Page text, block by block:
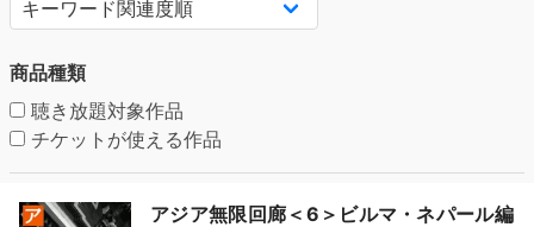
商品種類
聴き放題対象作品
チケットが使える作品
アジア無限回廊＜6＞ビルマ・ネパール編